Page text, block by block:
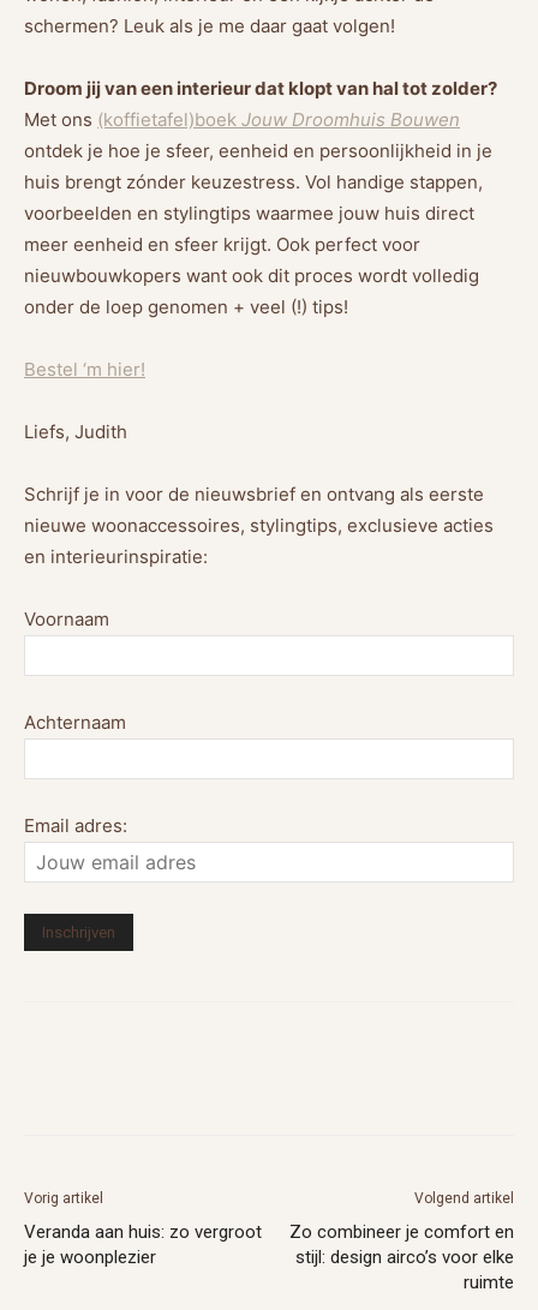
schermen? Leuk als je me daar gaat volgen!
Droom jij van een interieur dat klopt van hal tot zolder?
Met ons (koffietafel)boek Jouw Droomhuis Bouwen
ontdek je hoe je sfeer, eenheid en persoonlijkheid in je
huis brengt zónder keuzestress. Vol handige stappen,
voorbeelden en stylingtips waarmee jouw huis direct
meer eenheid en sfeer krijgt. Ook perfect voor
nieuwbouwkopers want ook dit proces wordt volledig
onder de loep genomen + veel (!) tips!
Bestel ‘m hier!
Liefs, Judith
Schrijf je in voor de nieuwsbrief en ontvang als eerste
nieuwe woonaccessoires, stylingtips, exclusieve acties
en interieurinspiratie:
Voornaam
Achternaam
Email adres:
Vorig artikel
Veranda aan huis: zo vergroot
je je woonplezier
Volgend artikel
Zo combineer je comfort en
stijl: design airco’s voor elke
ruimte